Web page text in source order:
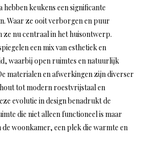
hebben keukens een significante
Waar ze ooit verborgen en puur
ze nu centraal in het huisontwerp.
een mix van esthetiek en
waarbij open ruimtes en natuurlijk
materialen en afwerkingen zijn diverser
tot modern roestvrijstaal en
evolutie in design benadrukt de
die niet alleen functioneel is maar
woonkamer, een plek die warmte en